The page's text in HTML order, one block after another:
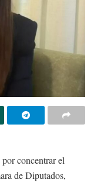
concentrar el
de Diputados,